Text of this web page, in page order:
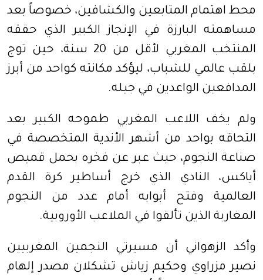
محط اهتمام المتابعين والكشافين، خصوصاً بعد
مساهمته البارزة في الإنجاز الكبير الذي حققه
المنتخب المغربي لأقل من 20 سنة، حين توج
بلقب عالمي للشباب، ليؤكد مكانته كواحد من أبرز
المدافعين الواعدين في جيله.
ولم يخف اللاعب المغربي طموحه الكبير بعد
التحاقه بواحد من أشهر الأندية المتخصصة في
صناعة النجوم، حيث عبر عن فخره بحمل قميص
أياكس، النادي الذي خرج أساطير كرة القدم
العالمية وفتح أبوابه أمام عدد من النجوم
المغاربة الذين تألقوا في الملاعب الأوروبية.
وأكد الزهواني أن مسيرتي النجمين المغربيين
نصير مزراوي وحكيم زياش تشكلان مصدر إلهام